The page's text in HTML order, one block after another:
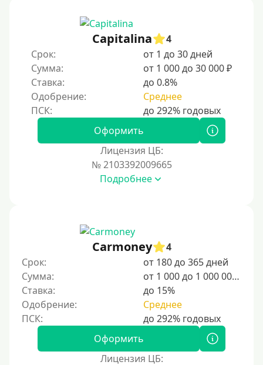
Capitalina
4
Срок:
от 1 до 30 дней
Сумма:
от 1 000 до 30 000 ₽
Ставка:
до 0.8%
Одобрение:
Среднее
Оформить
Лицензия ЦБ:
№ 2103392009665
Подробнее
Carmoney
4
Срок:
от 180 до 365 дней
Сумма:
от 1 000 до 1 000 000 ₽
Ставка:
до 15%
Одобрение:
Среднее
Оформить
Лицензия ЦБ: